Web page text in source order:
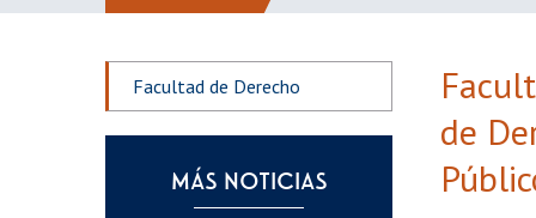
Facultad de Derecho
MÁS NOTICIAS
de